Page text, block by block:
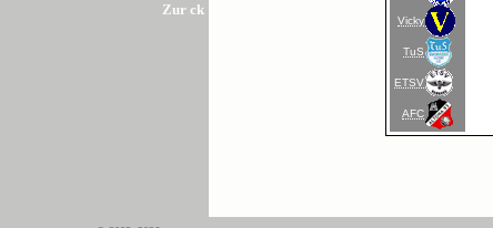
Zur ck
Vicky
TuS
ETSV
AFC